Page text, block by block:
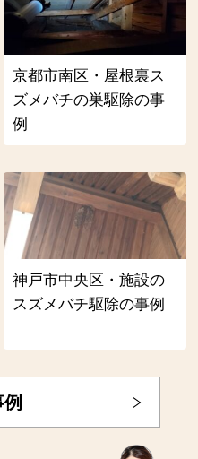
京都市南区・屋根裏ス
ズメバチの巣駆除の事
例
神戸市中央区・施設の
スズメバチ駆除の事例